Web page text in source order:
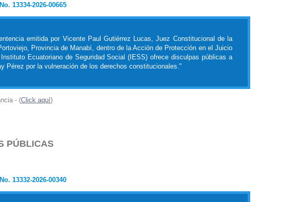
13334-2026-00665
emitida por Vicente Paul Gutiérrez Lucas, Juez Constitucional de la
Provincia de Manabí, dentro de la Acción de Protección en el Juicio
Ecuatoriano de Seguridad Social (IESS) ofrece disculpas públicas a
Pérez por la vulneración de los derechos constitucionales."
- (Click aquí)
PÚBLICAS
13332-2026-00340